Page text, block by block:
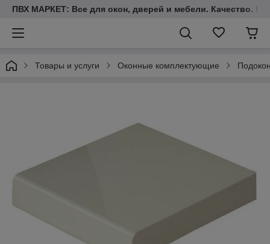
ПВХ МАРКЕТ: Все для окон, дверей и мебели. Качество.
Товары и услуги Оконные комплектующие